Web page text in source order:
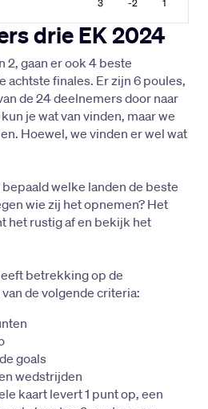
drie EK 2024
2, gaan er ook 4 beste
achtste finales. Er zijn 6 poules,
de 24 deelnemers door naar
je wat van vinden, maar we
Hoewel, we vinden er wel wat
welke landen de beste
wie zij het opnemen? Het
het rustig af en bekijk het
betrekking op de
de volgende criteria:
goals
wedstrijden
kaart levert 1 punt op, een